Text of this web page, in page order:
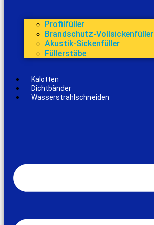
Profilfüller
Brandschutz-Vollsickenfüller
Akustik-Sickenfüller
Füllerstäbe
Kalotten
Dichtbänder
Wasserstrahlschneiden